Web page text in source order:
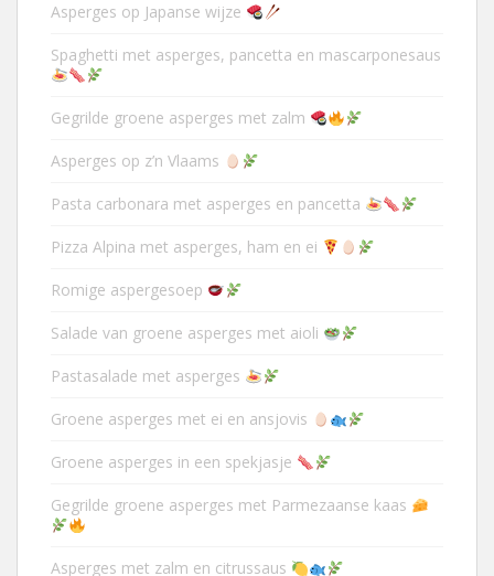
Asperges op Japanse wijze
Spaghetti met asperges, pancetta en mascarponesaus
Gegrilde groene asperges met zalm
Asperges op z’n Vlaams
Pasta carbonara met asperges en pancetta
Pizza Alpina met asperges, ham en ei
Romige aspergesoep
Salade van groene asperges met aioli
Pastasalade met asperges
Groene asperges met ei en ansjovis
Groene asperges in een spekjasje
Gegrilde groene asperges met Parmezaanse kaas
Asperges met zalm en citrussaus